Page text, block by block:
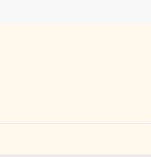
了男主视角多 作者一